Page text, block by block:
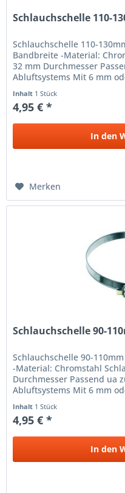
Schlauchschelle 110-
Schlauchschelle 110-
Bandbreite -Material:
32 mm Durchmesser
Abluftsystems Mit 6 mm
Inhalt 1 Stück
4,95 € *
In den
Merken
Schlauchschelle 90-
Schlauchschelle 90-
-Material: Chromstahl
Durchmesser Passend ua
Abluftsystems Mit 6 mm
Inhalt 1 Stück
4,95 € *
In den